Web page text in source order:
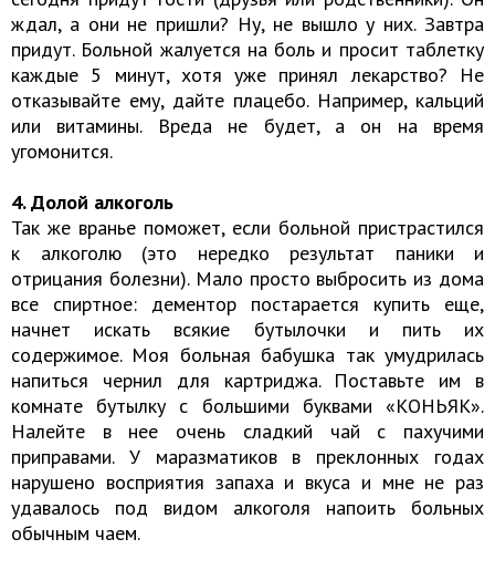
ждал, а они не пришли? Ну, не вышло у них. Завтра
придут. Больной жалуется на боль и просит таблетку
каждые 5 минут, хотя уже принял лекарство? Не
отказывайте ему, дайте плацебо. Например, кальций
или витамины. Вреда не будет, а он на время
угомонится.
4. Долой алкоголь
Так же вранье поможет, если больной пристрастился
к алкоголю (это нередко результат паники и
отрицания болезни). Мало просто выбросить из дома
все спиртное: дементор постарается купить еще,
начнет искать всякие бутылочки и пить их
содержимое. Моя больная бабушка так умудрилась
напиться чернил для картриджа. Поставьте им в
комнате бутылку с большими буквами «КОНЬЯК».
Налейте в нее очень сладкий чай с пахучими
приправами. У маразматиков в преклонных годах
нарушено восприятия запаха и вкуса и мне не раз
удавалось под видом алкоголя напоить больных
обычным чаем.